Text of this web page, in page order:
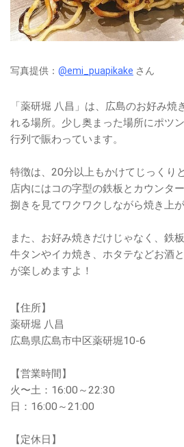
写真提供： @emi_puapikake さん
「薬研堀 八昌」は、広島のお好み焼
れる場所。少し奥まった場所にポツ
行列で賑わっています。
特徴は、20分以上もかけてじっくり
店内にはコの字型の鉄板とカウンタ
捌きを見てワクワクしながら焼き上
また、お好み焼きだけじゃなく、鉄
牛タンやイカ焼き、ホタテなどお酒
が楽しめますよ！
【住所】
薬研堀 八昌
広島県広島市中区薬研堀10-6
【営業時間】
火〜土：16:00～22:30
日：16:00～21:00
【定休日】